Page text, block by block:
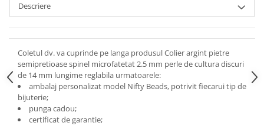
Descriere
Coletul dv. va cuprinde pe langa produsul Colier argint pietre
semipretioase spinel microfatetat 2.5 mm perle de cultura discuri
de 14 mm lungime reglabila urmatoarele:
ambalaj personalizat model Nifty Beads, potrivit fiecarui tip de
bijuterie;
punga cadou;
certificat de garantie;